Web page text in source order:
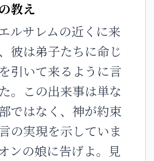
教え
ルサレムの近くに来
彼は弟子たちに命じ
引いて来るように言
。この出来事は単な
ではなく、神が約束
の実現を示していま
ンの娘に告げよ。見